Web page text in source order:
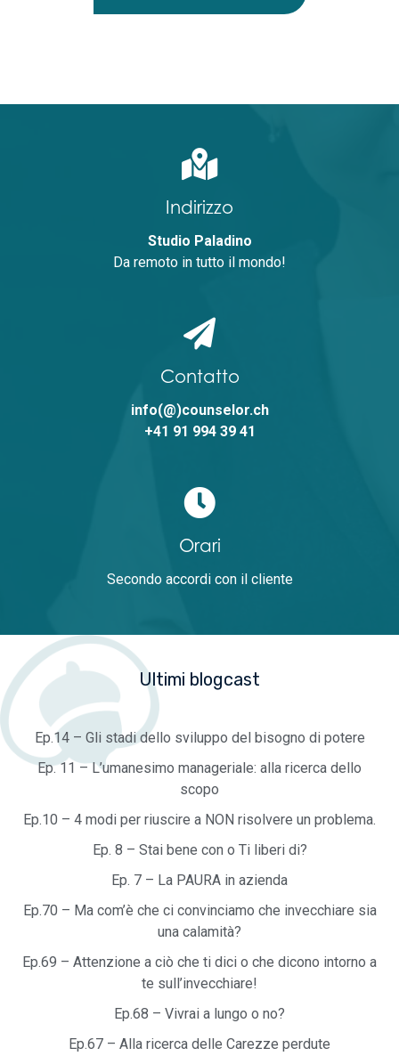
Indirizzo
Studio Paladino
Da remoto in tutto il mondo!
Contatto
info(@)counselor.ch
+41 91 994 39 41
Orari
Secondo accordi con il cliente
Ultimi blogcast
Ep.14 – Gli stadi dello sviluppo del bisogno di potere
Ep. 11 – L’umanesimo manageriale: alla ricerca dello
scopo
Ep.10 – 4 modi per riuscire a NON risolvere un problema.
Ep. 8 – Stai bene con o Ti liberi di?
Ep. 7 – La PAURA in azienda
Ep.70 – Ma com’è che ci convinciamo che invecchiare sia
una calamità?
Ep.69 – Attenzione a ciò che ti dici o che dicono intorno a
te sull’invecchiare!
Ep.68 – Vivrai a lungo o no?
Ep.67 – Alla ricerca delle Carezze perdute